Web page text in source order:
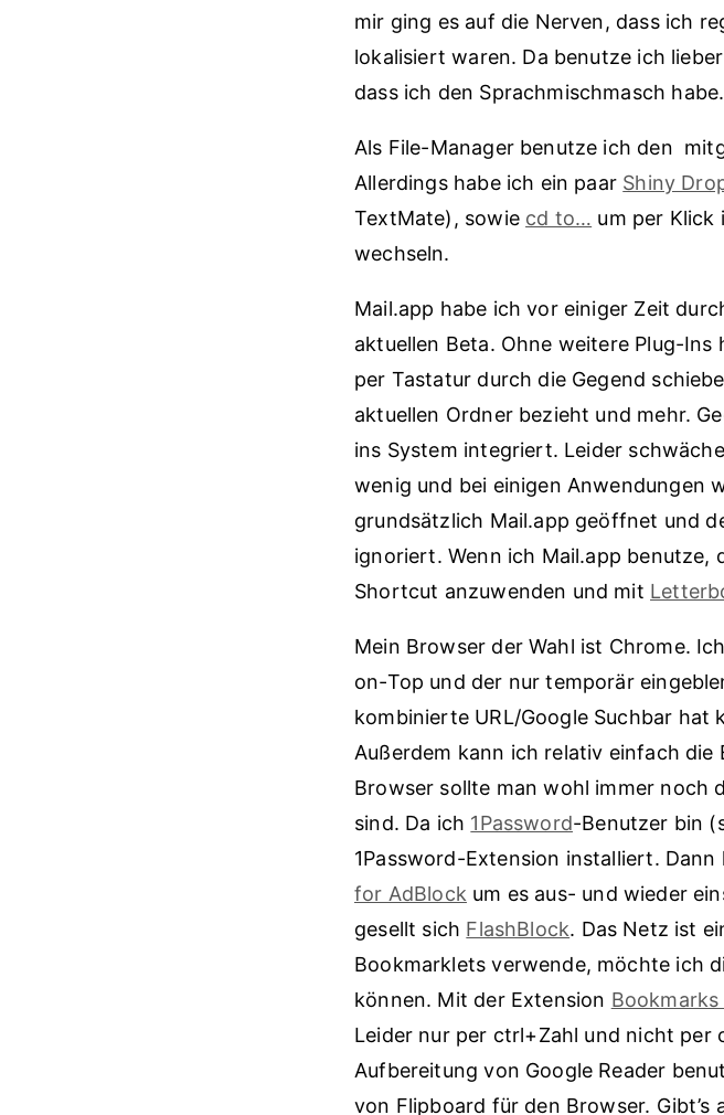
mir ging es auf die Nerven, dass ich
lokalisiert waren. Da benutze ich
dass ich den Sprachmischmasch habe.
Als File-Manager benutze ich den
Allerdings habe ich ein paar Shiny
TextMate), sowie cd to… um per Klick
wechseln.
Mail.app habe ich vor einiger Zeit
aktuellen Beta. Ohne weitere Plug-
per Tastatur durch die Gegend
aktuellen Ordner bezieht und mehr.
ins System integriert. Leider
wenig und bei einigen Anwendungen
grundsätzlich Mail.app geöffnet und
ignoriert. Wenn ich Mail.app benutze,
Shortcut anzuwenden und mit
Mein Browser der Wahl ist Chrome.
on-Top und der nur temporär
kombinierte URL/Google Suchbar hat
Außerdem kann ich relativ einfach die
Browser sollte man wohl immer noch
sind. Da ich 1Password-Benutzer bin
1Password-Extension installiert. Dann
for AdBlock um es aus- und wieder
gesellt sich FlashBlock. Das Netz ist
Bookmarklets verwende, möchte ich
können. Mit der Extension
Leider nur per ctrl+Zahl und nicht per
Aufbereitung von Google Reader
von Flipboard für den Browser.